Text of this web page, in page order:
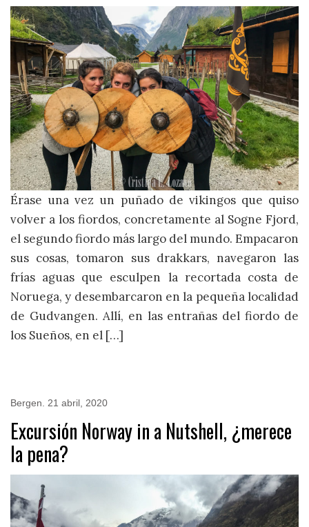
Érase una vez un puñado de vikingos que quiso
volver a los fiordos, concretamente al Sogne Fjord,
el segundo fiordo más largo del mundo. Empacaron
sus cosas, tomaron sus drakkars, navegaron las
frías aguas que esculpen la recortada costa de
Noruega, y desembarcaron en la pequeña localidad
de Gudvangen. Allí, en las entrañas del fiordo de
los Sueños, en el […]
Bergen 21 abril, 2020
Excursión Norway in a Nutshell, ¿merece
la pena?